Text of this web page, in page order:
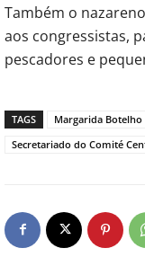
Também o
aos congressistas,
pescadores e
TAGS Margarida Botelho
Secretariado do Comité